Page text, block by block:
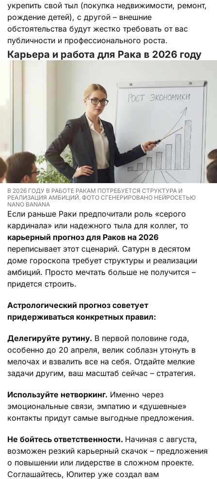
укрепить свой тыл (покупка недвижимости, ремонт,
рождение детей), с другой – внешние
обстоятельства будут жестко требовать от вас
публичности и профессионального роста.
Карьера и работа для Рака в 2026 году
В 2026 ГОДУ В РАБОТЕ РАКАМ ПОТРЕБУЕТСЯ СТРУКТУРА И
РЕАЛИЗАЦИЯ АМБИЦИЙ. ФОТО СГЕНЕРИРОВАНО НЕЙРОСЕТЬЮ
NANO BANANA
Если раньше Раки предпочитали роль «серого
кардинала» или надежного тыла для коллег, то
карьерный прогноз для Раков на 2026
переписывает этот сценарий. Сатурн в десятом
доме гороскопа требует структуры и реализации
амбиций. Просто мечтать больше не получится –
придется строить.
Астрологический прогноз советует
придерживаться конкретных правил:
Делегируйте рутину. В первой половине года,
особенно до 20 апреля, велик соблазн утонуть в
мелочах и взвалить все на себя. Отдайте мелкие
задачи другим, ваш масштаб сейчас – стратегия.
Используйте нетворкинг. Именно через
эмоциональные связи, эмпатию и «душевные»
контакты придут самые выгодные предложения.
Не бойтесь ответственности. Начиная с августа,
возможен резкий карьерный скачок – предложения
о повышении или лидерстве в сложном проекте.
Соглашайтесь, Юпитер уже создал вам